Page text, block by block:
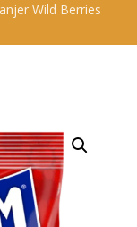
Wild Berries